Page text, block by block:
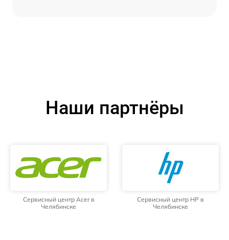
Наши партнёры
Сервисный центр Acer в
Челябинске
Сервисный центр HP в
Челябинске